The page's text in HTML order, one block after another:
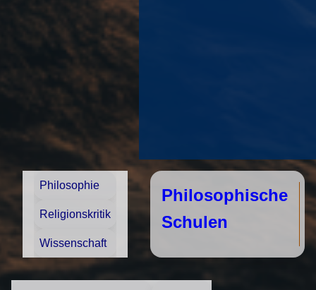
Philosophie
Religionskritik
Wissenschaft
Philosophische
Schulen